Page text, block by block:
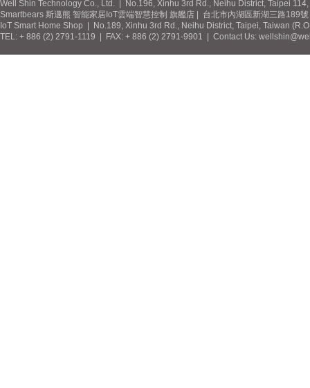
Well Shin Technology Co., Ltd. | No.196, Xinhu 3rd Rd., Neihu District, Taipei
Smartbears 斯邁熊 智能家居IoT雲端智慧控制 旗艦店 | 台北市內湖區新湖三路189
IoT Smart Home Shop | No.189, Xinhu 3rd Rd., Neihu District, Taipei, Taiwan
TEL: + 886 (2) 2791-1119 | FAX: + 886 (2) 2791-9901 | Contact Us: